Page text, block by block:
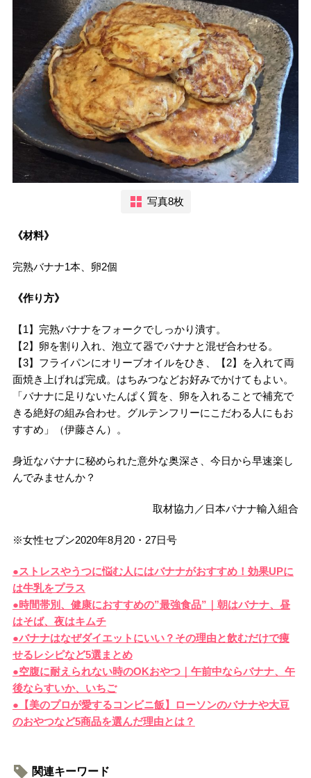
写真8枚
《材料》
完熟バナナ1本、卵2個
《作り方》
【1】完熟バナナをフォークでしっかり潰す。
【2】卵を割り入れ、泡立て器でバナナと混ぜ合わせる。
【3】フライパンにオリーブオイルをひき、【2】を入れて両
面焼き上げれば完成。はちみつなどお好みでかけてもよい。
「バナナに足りないたんぱく質を、卵を入れることで補充で
きる絶好の組み合わせ。グルテンフリーにこだわる人にもお
すすめ」（伊藤さん）。
身近なバナナに秘められた意外な奥深さ、今日から早速楽し
んでみませんか？
取材協力／日本バナナ輸入組合
※女性セブン2020年8月20・27日号
●ストレスやうつに悩む人にはバナナがおすすめ！効果UPに
は牛乳をプラス
●時間帯別、健康におすすめの”最強食品”｜朝はバナナ、昼
はそば、夜はキムチ
●バナナはなぜダイエットにいい？その理由と飲むだけで痩
せるレシピなど5選まとめ
●空腹に耐えられない時のOKおやつ｜午前中ならバナナ、午
後ならすいか、いちご
●【美のプロが愛するコンビニ飯】ローソンのバナナや大豆
のおやつなど5商品を選んだ理由とは？
関連キーワード